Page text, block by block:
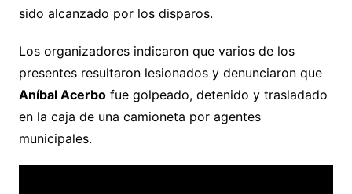
sido alcanzado por los disparos.
Los organizadores indicaron que varios de los
presentes resultaron lesionados y denunciaron que
Aníbal Acerbofue golpeado, detenido y trasladado
en la caja de una camioneta por agentes
municipales.